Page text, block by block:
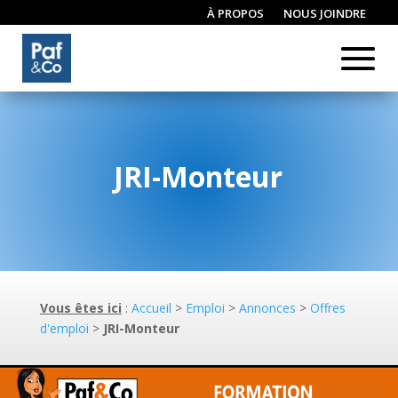
À PROPOS
NOUS JOINDRE
JRI-Monteur
Vous êtes ici : Accueil > Emploi > Annonces > Offres
d'emploi > JRI-Monteur